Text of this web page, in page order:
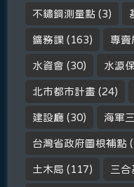
不鏽鋼測量點 (3)
鑛務課 (163) 專賣
水資會 (30) 水源
北市都市計畫 (24)
建設廳 (30) 海軍
台灣省政府圖根補點
土木局 (117) 三合